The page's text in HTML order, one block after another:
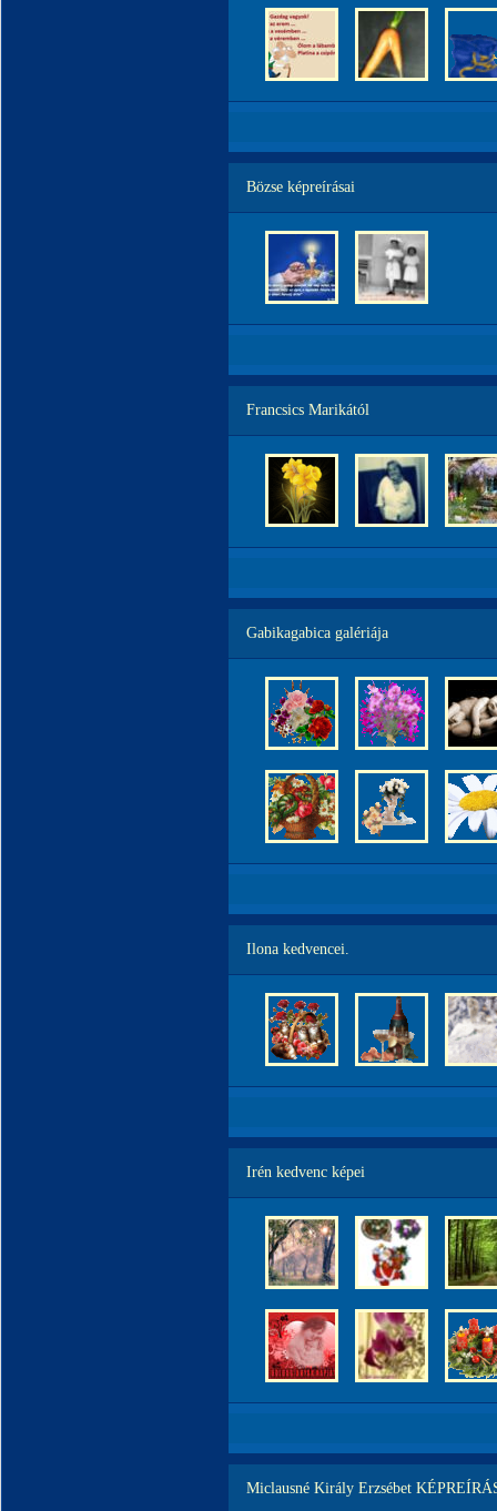
Bözse képreírásai
Francsics Marikától
Gabikagabica galériája
Ilona kedvencei.
Irén kedvenc képei
Miclausné Király Erzsébet